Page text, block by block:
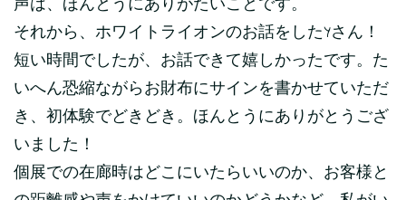
声は、ほんとうにありがたいことです。
それから、ホワイトライオンのお話をしたYさん！
短い時間でしたが、お話できて嬉しかったです。た
いへん恐縮ながらお財布にサインを書かせていただ
き、初体験でどきどき。ほんとうにありがとうござ
いました！
個展での在廊時はどこにいたらいいのか、お客様と